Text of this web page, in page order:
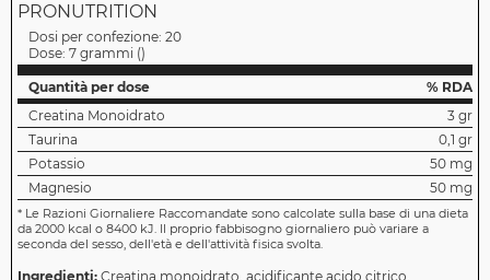
PRONUTRITION
Dosi per confezione: 20
Dose: 7 grammi ()
Quantità per dose
% RDA
Creatina Monoidrato
3 gr
Taurina
0,1 gr
Potassio
50 mg
Magnesio
50 mg
* Le Razioni Giornaliere Raccomandate sono calcolate sulla base di una dieta
da 2000 kcal o 8400 kJ. Il proprio fabbisogno giornaliero può variare a
seconda del sesso, dell'età e dell'attività fisica svolta.
Ingredienti: Creatina monoidrato, acidificante acido citrico,